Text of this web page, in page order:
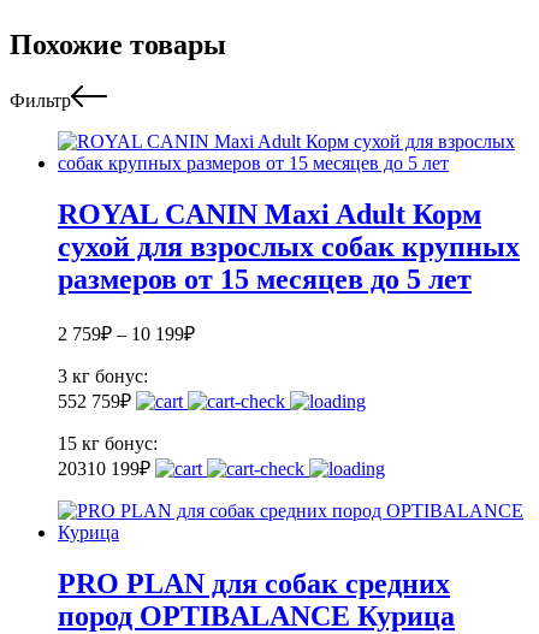
Похожие товары
Фильтр
ROYAL CANIN Maxi Adult Корм
сухой для взрослых собак крупных
размеров от 15 месяцев до 5 лет
2 759₽ – 10 199₽
3 кг бонус:
552 759₽
15 кг бонус:
20310 199₽
PRO PLAN для собак средних
пород OPTIBALANCE Курица